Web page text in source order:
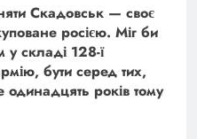
Скадовськ — своє
росією. Міг би
у складі 128-ї
бути серед тих,
одинадцять років тому